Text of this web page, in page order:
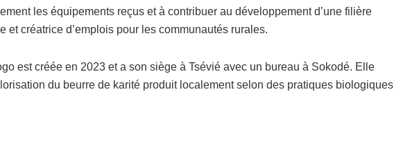
les équipements reçus et à contribuer au développement d’une filière
et créatrice d’emplois pour les communautés rurales.
est créée en 2023 et a son siège à Tsévié avec un bureau à Sokodé. Elle
du beurre de karité produit localement selon des pratiques biologiques